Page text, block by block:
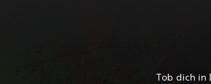
Tob dich in